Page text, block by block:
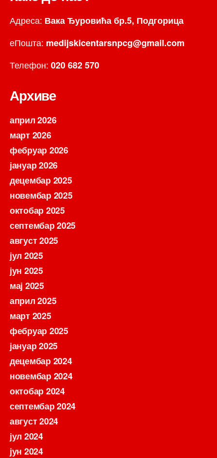
Адреса: Вака Ђуровића бр.5, Подгорица
еПошта: medijskicentarsnpcg@gmail.com
Телефон: 020 682 570
Архиве
април 2026
март 2026
фебруар 2026
јануар 2026
децембар 2025
новембар 2025
октобар 2025
септембар 2025
август 2025
јул 2025
јун 2025
мај 2025
април 2025
март 2025
фебруар 2025
јануар 2025
децембар 2024
новембар 2024
октобар 2024
септембар 2024
август 2024
јул 2024
јун 2024